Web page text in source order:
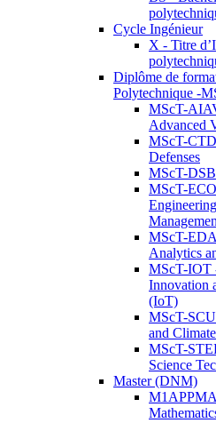
Cycle Ingénieur
X - Titre
Diplôme de
Polytechnique -
MScT-
Advanced
MScT-
Defenses
MScT-
MScT-
MScT-
Analytics
MScT-IOT
Innovation
(IoT)
MScT-
and
MScT-
Science
Master (DNM)